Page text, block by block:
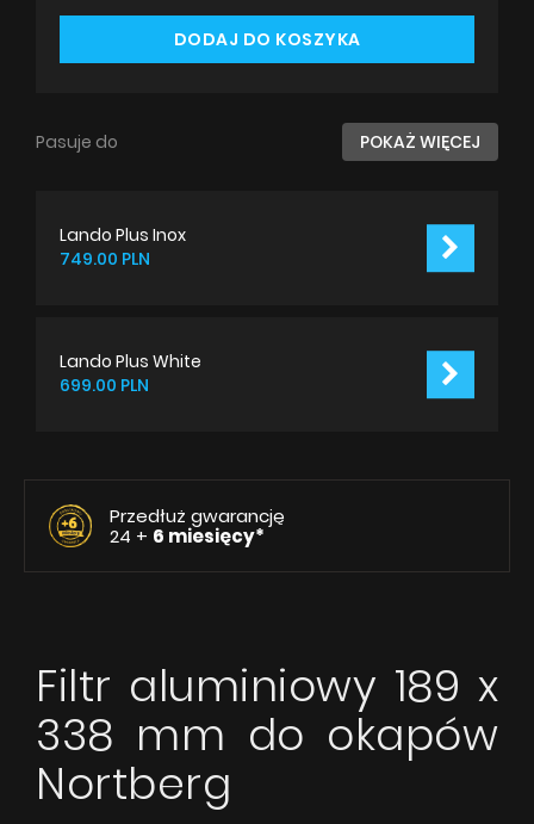
DODAJ DO KOSZYKA
Pasuje do POKAŻ WIĘCEJ
Lando Plus Inox
749.00 PLN
Lando Plus White
699.00 PLN
Przedłuż gwarancję
24 + 6 miesięcy*
Filtr aluminiowy 189 x
338 mm do okapów
Nortberg